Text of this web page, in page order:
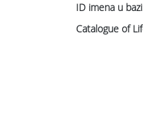
ID imena u
Catalogue of